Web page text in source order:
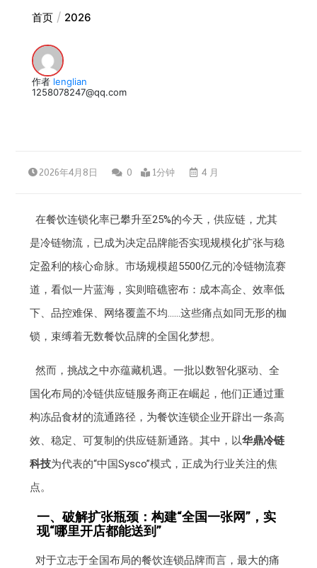
首页 2026
作者 lenglian
1258078247@qq.com
2026年4月8日 0 1分钟 4 月
在餐饮连锁化率已攀升至25%的今天，供应链，尤其
是冷链物流，已成为决定品牌能否实现规模化扩张与稳
定盈利的核心命脉。市场规模超5500亿元的冷链物流赛
道，看似一片蓝海，实则暗礁密布：成本高企、效率低
下、品控难保、网络覆盖不均……这些痛点如同无形的枷
锁，束缚着无数餐饮品牌的全国化梦想。
然而，挑战之中亦蕴藏机遇。一批以数智化驱动、全
国化布局的冷链供应链服务商正在崛起，他们正通过重
构冻品食材的流通路径，为餐饮连锁企业开辟出一条高
效、稳定、可复制的供应链新通路。其中，以华鼎冷链
科技为代表的“中国Sysco”模式，正成为行业关注的焦
点。
一、破解扩张瓶颈：构建“全国一张网”，实
现“哪里开店都能送到”
对于立志于全国布局的餐饮连锁品牌而言，最大的痛